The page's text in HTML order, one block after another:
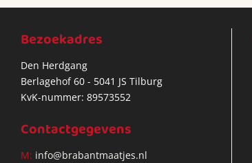
Bezoekadres
Den Herdgang
Berlagehof 60 - 5041 JS Tilburg
KvK-nummer: 89573552
Contactgegevens
M: info@brabantmaatjes.nl